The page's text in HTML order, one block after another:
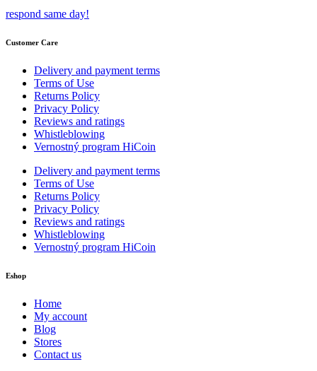
respond same day!
Customer Care
Delivery and payment terms
Terms of Use
Returns Policy
Privacy Policy
Reviews and ratings
Whistleblowing
Vernostný program HiCoin
Delivery and payment terms
Terms of Use
Returns Policy
Privacy Policy
Reviews and ratings
Whistleblowing
Vernostný program HiCoin
Eshop
Home
My account
Blog
Stores
Contact us